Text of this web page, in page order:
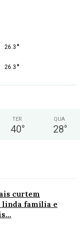
26.3 °
26.3 °
TER
40°
QUA
28°
curtem
linda família e